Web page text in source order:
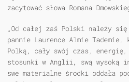
zacytować słowa Romana
„Od całej zaś Polski należy się
pannie Laurence Almie
Polką, cały swój czas, energię,
stosunki w Anglii, swą wysoką
swe materialne środki oddała